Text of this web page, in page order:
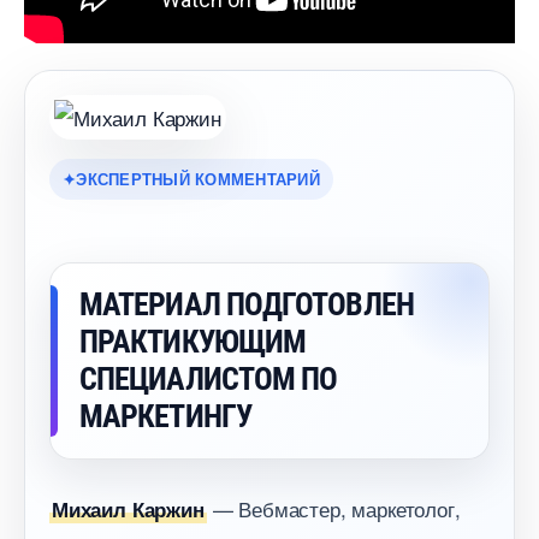
ЭКСПЕРТНЫЙ КОММЕНТАРИЙ
МАТЕРИАЛ ПОДГОТОВЛЕН
ПРАКТИКУЮЩИМ
СПЕЦИАЛИСТОМ ПО
МАРКЕТИНГУ
Михаил Каржин— Вебмастер, маркетолог,